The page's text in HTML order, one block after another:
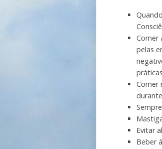
Comer
pelas
Comer
Evitar
Beber